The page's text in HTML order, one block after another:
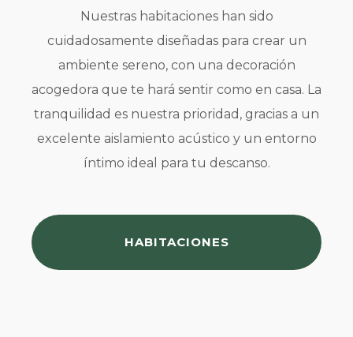
Nuestras habitaciones han sido
cuidadosamente diseñadas para crear un
ambiente sereno, con una decoración
acogedora que te hará sentir como en casa. La
tranquilidad es nuestra prioridad, gracias a un
excelente aislamiento acústico y un entorno
íntimo ideal para tu descanso.
HABITACIONES